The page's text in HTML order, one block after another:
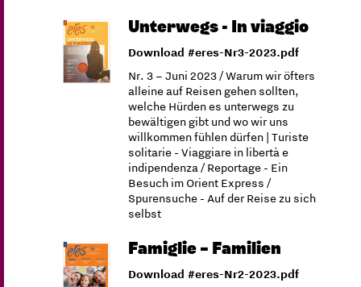
Unterwegs - In viaggio
Download #eres-Nr3-2023.pdf
Nr. 3 – Juni 2023 / Warum wir öfters
alleine auf Reisen gehen sollten,
welche Hürden es unterwegs zu
bewältigen gibt und wo wir uns
willkommen fühlen dürfen | Turiste
solitarie - Viaggiare in libertà e
indipendenza / Reportage - Ein
Besuch im Orient Express /
Spurensuche - Auf der Reise zu sich
selbst
Famiglie – Familien
Download #eres-Nr2-2023.pdf